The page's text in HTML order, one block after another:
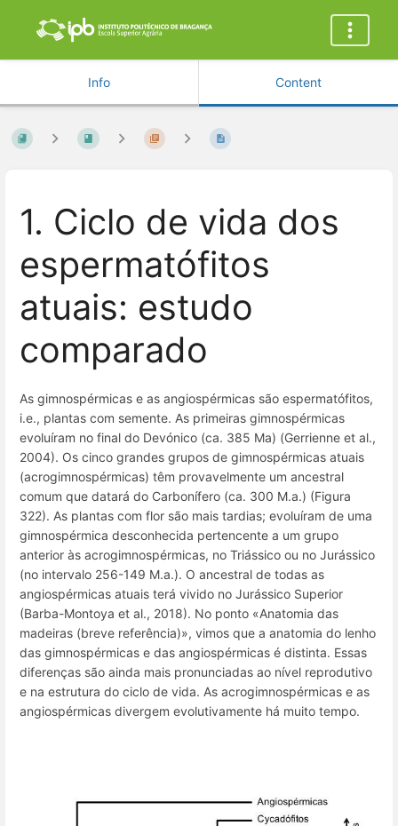
Info Content
1. Ciclo de vida dos
espermatófitos
atuais: estudo
comparado
As gimnospérmicas e as angiospérmicas são espermatófitos,
i.e., plantas com semente. As primeiras gimnospérmicas
evoluíram no final do Devónico (ca. 385 Ma) (Gerrienne et al.,
2004). Os cinco grandes grupos de gimnospérmicas atuais
(acrogimnospérmicas) têm provavelmente um ancestral
comum que datará do Carbonífero (ca. 300 M.a.) (Figura
322). As plantas com flor são mais tardias; evoluíram de uma
gimnospérmica desconhecida pertencente a um grupo
anterior às acrogimnospérmicas, no Triássico ou no Jurássico
(no intervalo 256-149 M.a.). O ancestral de todas as
angiospérmicas atuais terá vivido no Jurássico Superior
(Barba-Montoya et al., 2018). No ponto «Anatomia das
madeiras (breve referência)», vimos que a anatomia do lenho
das gimnospérmicas e das angiospérmicas é distinta. Essas
diferenças são ainda mais pronunciadas ao nível reprodutivo
e na estrutura do ciclo de vida. As acrogimnospérmicas e as
angiospérmicas divergem evolutivamente há muito tempo.